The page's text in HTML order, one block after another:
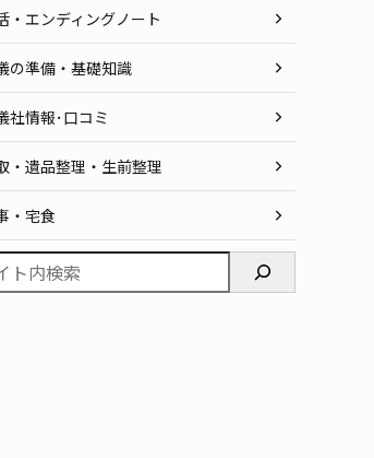
・エンディングノート
の準備・基礎知識
社情報･口コミ
・遺品整理・生前整理
・宅食